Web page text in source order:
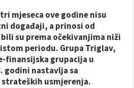
mjeseca ove godine nisu
događaji, a prinosi od
su prema očekivanjima niži
periodu. Grupa Triglav,
finansijska grupacija u
godini nastavlja sa
usmjerenja.